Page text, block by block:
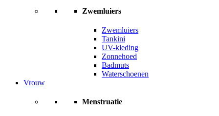
Zwemluiers
Zwemluiers
Tankini
UV-kleding
Zonnehoed
Badmuts
Waterschoenen
Vrouw
Menstruatie